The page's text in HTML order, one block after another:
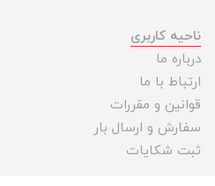
ناحیه کاربری
درباره ما
ارتباط با ما
قوانین و مقررات
سفارش و ارسال بار
ثبت شکایات